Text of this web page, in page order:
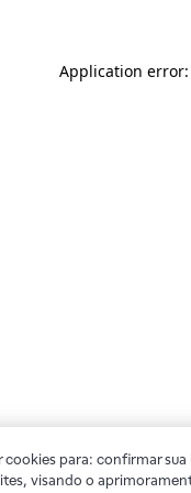
Application
para: confirmar
visando o